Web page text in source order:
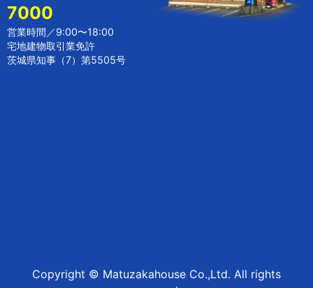
7000
営業時間／9:00〜18:00
宅地建物取引業免許
茨城県知事（7）第5505号
Copyright © Matuzakahouse Co.,Ltd. All rights